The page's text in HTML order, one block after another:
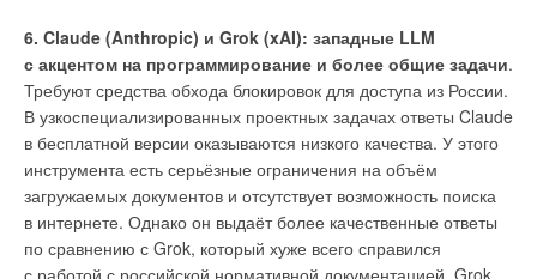
6. Claude (Anthropic) и Grok (xAI): западные LLM
с акцентом на программирование и более общие задачи.
Требуют средства обхода блокировок для доступа из России.
В узкоспециализированных проектных задачах ответы Claude
в бесплатной версии оказываются низкого качества. У этого
инструмента есть серьёзные ограничения на объём
загружаемых документов и отсутствует возможность поиска
в интернете. Однако он выдаёт более качественные ответы
по сравнению с Grok, который хуже всего справился
с работой с российской нормативной документацией. Grok